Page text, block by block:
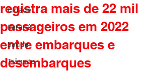
Cidade
Paraná
Saúde
Trânsito
registra mais de 22 mil
passageiros em 2022
entre embarques e
desembarques